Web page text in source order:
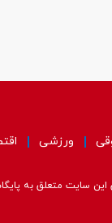
ورزشی
سایت متعلق به